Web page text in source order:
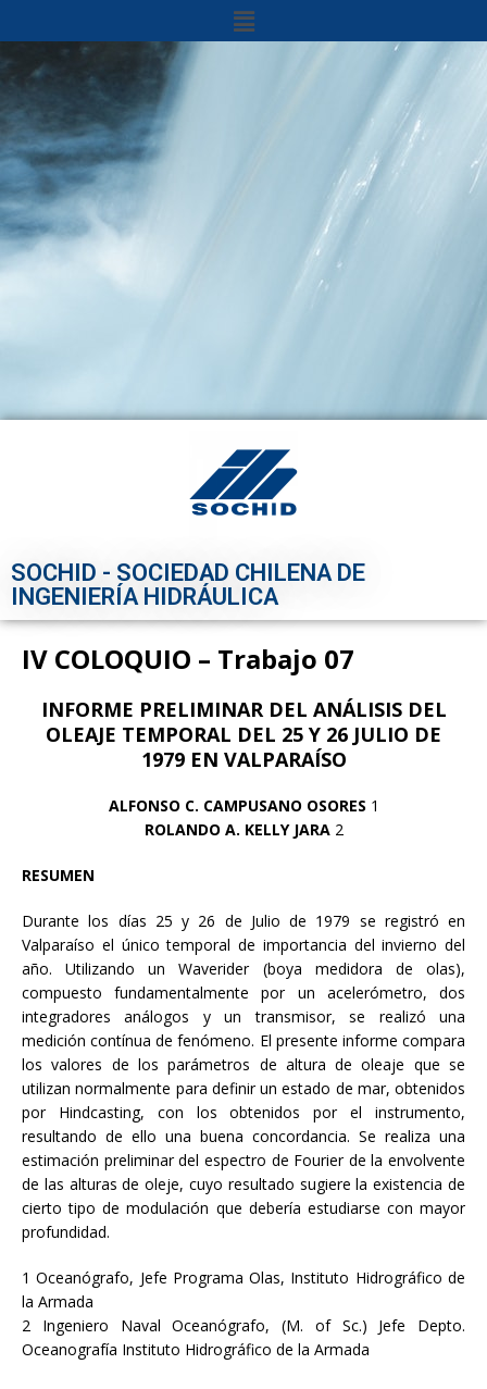
SOCHID - SOCIEDAD CHILENA DE
INGENIERÍA HIDRÁULICA
IV COLOQUIO – Trabajo 07
INFORME PRELIMINAR DEL ANÁLISIS DEL
OLEAJE TEMPORAL DEL 25 Y 26 JULIO DE
1979 EN VALPARAÍSO
ALFONSO C. CAMPUSANO OSORES 1
ROLANDO A. KELLY JARA 2
RESUMEN
Durante los días 25 y 26 de Julio de 1979 se registró en
Valparaíso el único temporal de importancia del invierno del
año. Utilizando un Waverider (boya medidora de olas),
compuesto fundamentalmente por un acelerómetro, dos
integradores análogos y un transmisor, se realizó una
medición contínua de fenómeno. El presente informe compara
los valores de los parámetros de altura de oleaje que se
utilizan normalmente para definir un estado de mar, obtenidos
por Hindcasting, con los obtenidos por el instrumento,
resultando de ello una buena concordancia. Se realiza una
estimación preliminar del espectro de Fourier de la envolvente
de las alturas de oleje, cuyo resultado sugiere la existencia de
cierto tipo de modulación que debería estudiarse con mayor
profundidad.
1 Oceanógrafo, Jefe Programa Olas, Instituto Hidrográfico de
la Armada
2 Ingeniero Naval Oceanógrafo, (M. of Sc.) Jefe Depto.
Oceanografía Instituto Hidrográfico de la Armada